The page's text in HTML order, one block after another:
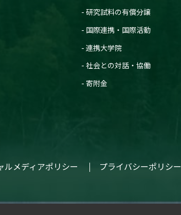
研究試料の有償分譲
国際連携・国際活動
連携大学院
社会との対話・協働
寄附金
ルメディアポリシー プライバシーポリシー